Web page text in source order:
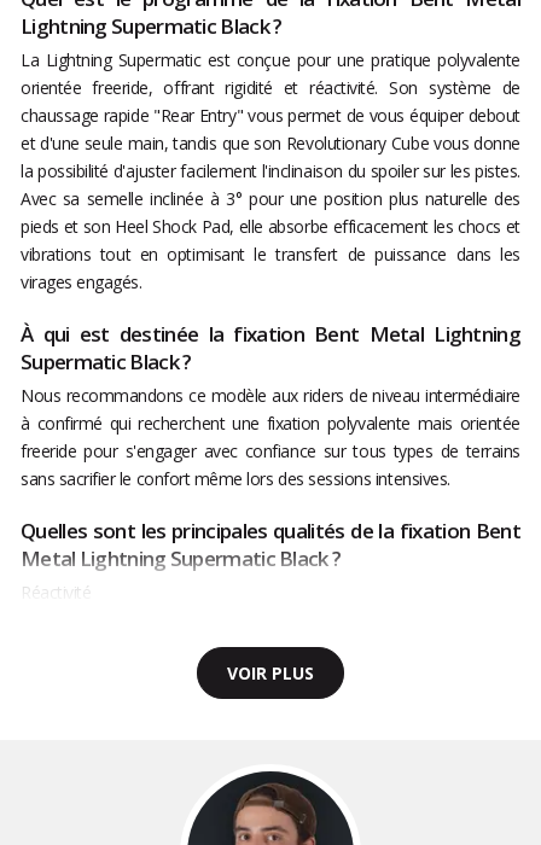
Lightning Supermatic Black ?
La Lightning Supermatic est conçue pour une pratique polyvalente
orientée freeride, offrant rigidité et réactivité. Son système de
chaussage rapide "Rear Entry" vous permet de vous équiper debout
et d'une seule main, tandis que son Revolutionary Cube vous donne
la possibilité d'ajuster facilement l'inclinaison du spoiler sur les pistes.
Avec sa semelle inclinée à 3° pour une position plus naturelle des
pieds et son Heel Shock Pad, elle absorbe efficacement les chocs et
vibrations tout en optimisant le transfert de puissance dans les
virages engagés.
À qui est destinée la fixation Bent Metal Lightning
Supermatic Black ?
Nous recommandons ce modèle aux riders de niveau intermédiaire
à confirmé qui recherchent une fixation polyvalente mais orientée
freeride pour s'engager avec confiance sur tous types de terrains
sans sacrifier le confort même lors des sessions intensives.
Quelles sont les principales qualités de la fixation Bent
Metal Lightning Supermatic Black ?
Réactivité
VOIR PLUS